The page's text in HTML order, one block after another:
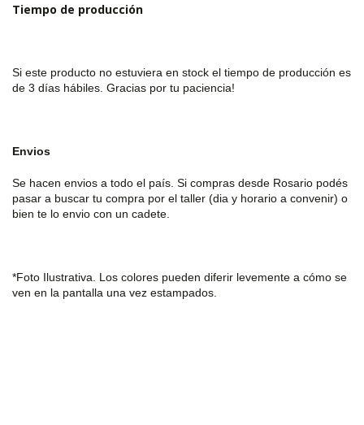
Tiempo de producción
Si este producto no estuviera en stock el tiempo de producción es
de 3 días hábiles. Gracias por tu paciencia!
Envios
Se hacen envios a todo el país. Si compras desde Rosario podés
pasar a buscar tu compra por el taller (dia y horario a convenir) o
bien te lo envio con un cadete.
*Foto Ilustrativa. Los colores pueden diferir levemente a cómo se
ven en la pantalla una vez estampados.